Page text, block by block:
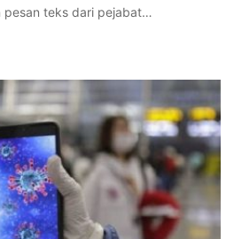
pesan teks dari pejabat…